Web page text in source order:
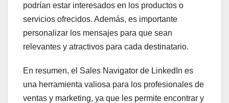
podrían estar interesados en los productos o
servicios ofrecidos. Además, es importante
personalizar los mensajes para que sean
relevantes y atractivos para cada destinatario.
En resumen, el Sales Navigator de LinkedIn es
una herramienta valiosa para los profesionales de
ventas y marketing, ya que les permite encontrar y